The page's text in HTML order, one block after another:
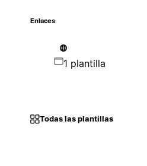
Enlaces
1 plantilla
Todas las plantillas